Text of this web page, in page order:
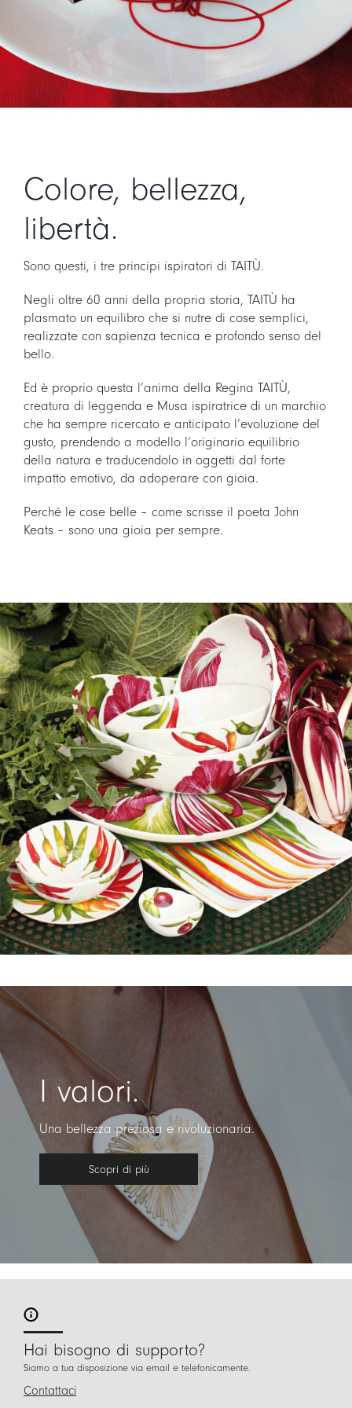
Colore, bellezza,
libertà.
Sono questi, i tre principi ispiratori di TAITÙ.
Negli oltre 60 anni della propria storia, TAITÙ ha
plasmato un equilibro che si nutre di cose semplici,
realizzate con sapienza tecnica e profondo senso del
bello.
Ed è proprio questa l’anima della Regina TAITÙ,
creatura di leggenda e Musa ispiratrice di un marchio
che ha sempre ricercato e anticipato l’evoluzione del
gusto, prendendo a modello l’originario equilibrio
della natura e traducendolo in oggetti dal forte
impatto emotivo, da adoperare con gioia.
Perché le cose belle – come scrisse il poeta John
Keats – sono una gioia per sempre.
I valori.
Una bellezza preziosa e rivoluzionaria.
Scopri di più
Hai bisogno di supporto?
Siamo a tua disposizione via email e telefonicamente.
Contattaci